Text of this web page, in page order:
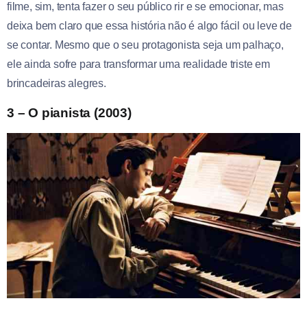
filme, sim, tenta fazer o seu público rir e se emocionar, mas
deixa bem claro que essa história não é algo fácil ou leve de
se contar. Mesmo que o seu protagonista seja um palhaço,
ele ainda sofre para transformar uma realidade triste em
brincadeiras alegres.
3 – O pianista (2003)